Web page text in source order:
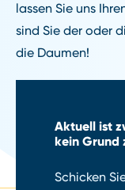
lassen Sie uns
sind Sie der oder
die Daumen!
Aktuell ist
kein Grund
Schicken